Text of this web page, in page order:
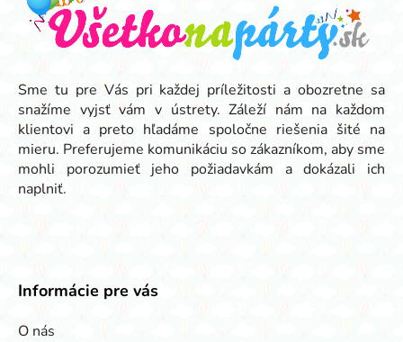
Sme tu pre Vás pri každej príležitosti a obozretne sa
snažíme vyjsť vám v ústrety. Záleží nám na každom
klientovi a preto hľadáme spoločne riešenia šité na
mieru. Preferujeme komunikáciu so zákazníkom, aby sme
mohli porozumieť jeho požiadavkám a dokázali ich
naplniť.
Informácie pre vás
O nás